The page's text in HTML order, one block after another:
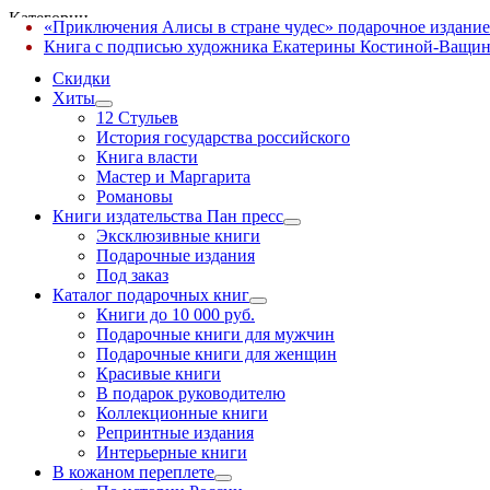
Категории
Скидки
Хиты
12 Стульев
История государства российского
Книга власти
Мастер и Маргарита
Романовы
Книги издательства Пан пресс
Эксклюзивные книги
Подарочные издания
Под заказ
Каталог подарочных книг
Книги до 10 000 руб.
Подарочные книги для мужчин
Подарочные книги для женщин
Красивые книги
В подарок руководителю
Коллекционные книги
Репринтные издания
Интерьерные книги
В кожаном переплете
«Приключения Алисы в стране чудес» подарочное издание
Книга с подписью художника Екатерины Костиной-